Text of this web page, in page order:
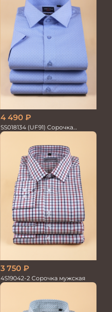
4 490 ₽
SS018134 (UF91) Сорочка
мужская GROSTYLE TRENDY
3 750 ₽
4S19042-2 Сорочка мужская